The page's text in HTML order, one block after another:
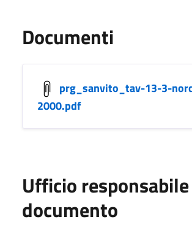
Documenti
prg_sanvito_tav-13-3-
2000.pdf
Ufficio
documento